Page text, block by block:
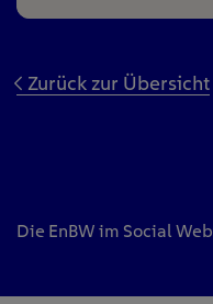
Zurück zur Übersicht
Die EnBW im Social Web